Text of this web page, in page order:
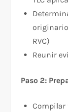
RVC)
Reunir
Paso 2:
Compilar